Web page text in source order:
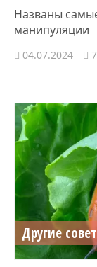
Названы
манипуляции
04.07.2024
Другие